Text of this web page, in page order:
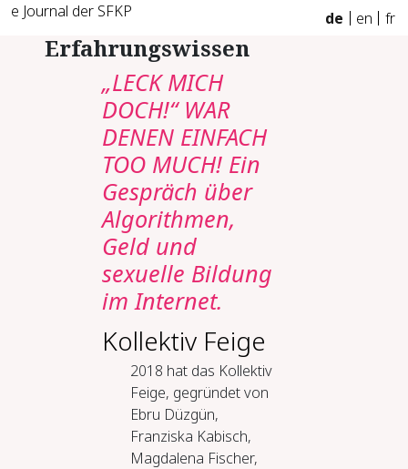
e Journal der SFKP de en fr
Erfahrungswissen
„LECK MICH
DOCH!“ WAR
DENEN EINFACH
TOO MUCH! Ein
Gespräch über
Algorithmen,
Geld und
sexuelle Bildung
im Internet.
Kollektiv Feige
2018 hat das Kollektiv
Feige, gegründet von
Ebru Düzgün,
Franziska Kabisch,
Magdalena Fischer,